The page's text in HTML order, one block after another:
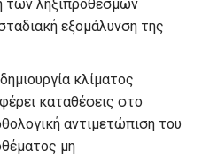
των ληξιπρόθεσμων
εξομάλυνση της
κλίματος
καταθέσεις στο
αντιμετώπιση του
μη